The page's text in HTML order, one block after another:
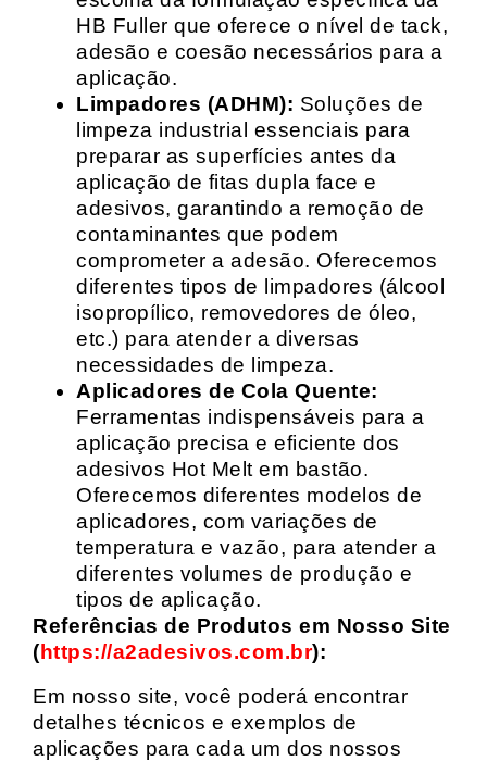
HB Fuller que oferece o nível de tack,
adesão e coesão necessários para a
aplicação.
Limpadores (ADHM): Soluções de
limpeza industrial essenciais para
preparar as superfícies antes da
aplicação de fitas dupla face e
adesivos, garantindo a remoção de
contaminantes que podem
comprometer a adesão. Oferecemos
diferentes tipos de limpadores (álcool
isopropílico, removedores de óleo,
etc.) para atender a diversas
necessidades de limpeza.
Aplicadores de Cola Quente:
Ferramentas indispensáveis para a
aplicação precisa e eficiente dos
adesivos Hot Melt em bastão.
Oferecemos diferentes modelos de
aplicadores, com variações de
temperatura e vazão, para atender a
diferentes volumes de produção e
tipos de aplicação.
Referências de Produtos em Nosso Site
(https://a2adesivos.com.br):
Em nosso site, você poderá encontrar
detalhes técnicos e exemplos de
aplicações para cada um dos nossos